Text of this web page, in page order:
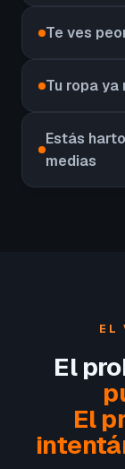
Te ves
Tu ropa ya
Estás
medias
EL
El
El